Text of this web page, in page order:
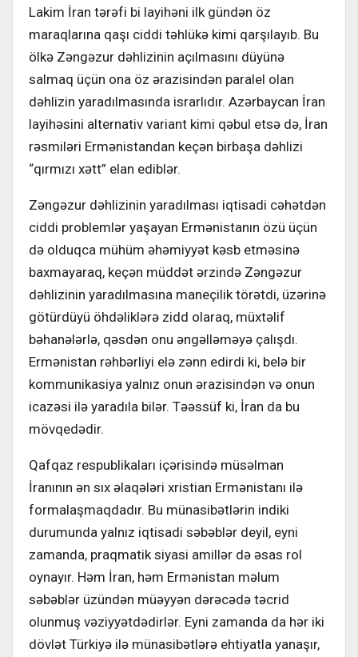
Lakim İran tərəfi bi layihəni ilk gündən öz
maraqlarına qaşı ciddi təhlükə kimi qarşılayıb. Bu
ölkə Zəngəzur dəhlizinin açılmasını düyünə
salmaq üçün ona öz ərazisindən paralel olan
dəhlizin yaradılmasında israrlıdır. Azərbaycan İran
layihəsini alternativ variant kimi qəbul etsə də, İran
rəsmiləri Ermənistandan keçən birbaşa dəhlizi
“qırmızı xətt” elan ediblər.
Zəngəzur dəhlizinin yaradılması iqtisadi cəhətdən
ciddi problemlər yaşayan Ermənistanın özü üçün
də olduqca mühüm əhəmiyyət kəsb etməsinə
baxmayaraq, keçən müddət ərzində Zəngəzur
dəhlizinin yaradılmasına maneçilik törətdi, üzərinə
götürdüyü öhdəliklərə zidd olaraq, müxtəlif
bəhanələrlə, qəsdən onu əngəlləməyə çalışdı.
Ermənistan rəhbərliyi elə zənn edirdi ki, belə bir
kommunikasiya yalnız onun ərazisindən və onun
icazəsi ilə yaradıla bilər. Təəssüf ki, İran da bu
mövqedədir.
Qafqaz respublikaları içərisində müsəlman
İranının ən sıx əlaqələri xristian Ermənistanı ilə
formalaşmaqdadır. Bu münasibətlərin indiki
durumunda yalnız iqtisadi səbəblər deyil, eyni
zamanda, praqmatik siyasi amillər də əsas rol
oynayır. Həm İran, həm Ermənistan məlum
səbəblər üzündən müəyyən dərəcədə təcrid
olunmuş vəziyyətdədirlər. Eyni zamanda da hər iki
dövlət Türkiyə ilə münasibətlərə ehtiyatla yanaşır,